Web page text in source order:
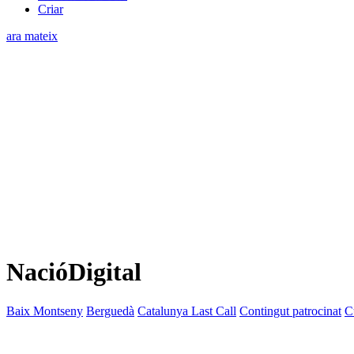
Criar
ara mateix
NacióDigital
Baix Montseny Berguedà Catalunya Last Call Contingut patrocinat